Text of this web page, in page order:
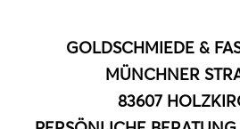
GOLDSCHMIEDE &
MÜNCHNER
83607